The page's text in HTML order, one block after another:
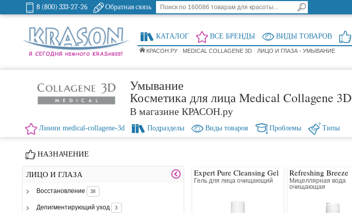
8 (800) 333-27-26 Обратная связь
КАТАЛОГ ВСЕ БРЕНДЫ ВИДЫ ТОВАРОВ
КРАСОН.РУ MEDICAL COLLAGENE 3D ЛИЦО И ГЛАЗА - УМЫВАНИЕ
Умывание
Косметика для лица Medical Collagene 3D
В магазине КРАСОН.ру
Линии medical-collagene-3d Подразделы Виды товаров Проблемы Типы
НАЗНАЧЕНИЕ
ЛИЦО И ГЛАЗА
Восстановление 38
Депигментирующий уход 3
Expert Pure Cleansing Gel
Гель для лица очищающий
Refreshing Breeze
Мицеллярная вода
очищающая